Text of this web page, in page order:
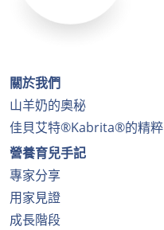
關於我們
山羊奶的奧秘
佳貝艾特®Kabrita®的精粹
營養育兒手記
專家分享
用家見證
成長階段